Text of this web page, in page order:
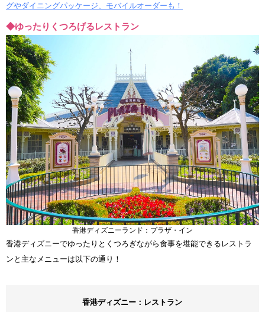
グやダイニングパッケージ、モバイルオーダーも！
◆ゆったりくつろげるレストラン
香港ディズニーランド：プラザ・イン
香港ディズニーでゆったりとくつろぎながら食事を堪能できるレストラ
ンと主なメニューは以下の通り！
香港ディズニー：レストラン